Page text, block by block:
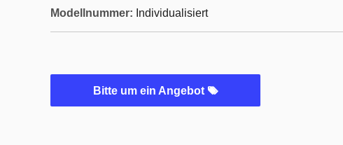
Modellnummer: Individualisiert
Bitte um ein Angebot